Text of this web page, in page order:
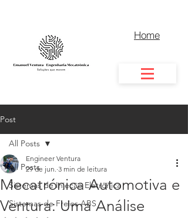
Home
Post
All Posts
Sistemas de Injeção Eletrônica
Sistemas de Freios ABS
All Posts
Mecatrónica Automotiva e
Ventura: Uma Análise
Engineer Ventura
29 de jun. 3 min de leitura